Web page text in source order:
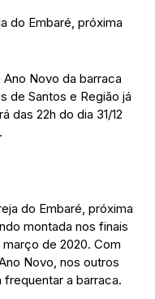
do Embaré, próxima
Novo da barraca
de Santos e Região já
das 22h do dia 31/12
do Embaré, próxima
montada nos finais
de 2020. Com
Novo, nos outros
a barraca.